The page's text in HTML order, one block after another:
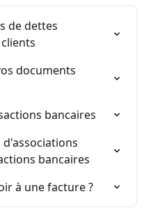
de dettes
documents
bancaires
bancaires
à une facture ?